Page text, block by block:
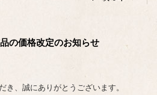
品の価格改定のお知らせ
き、誠にありがとうございます。